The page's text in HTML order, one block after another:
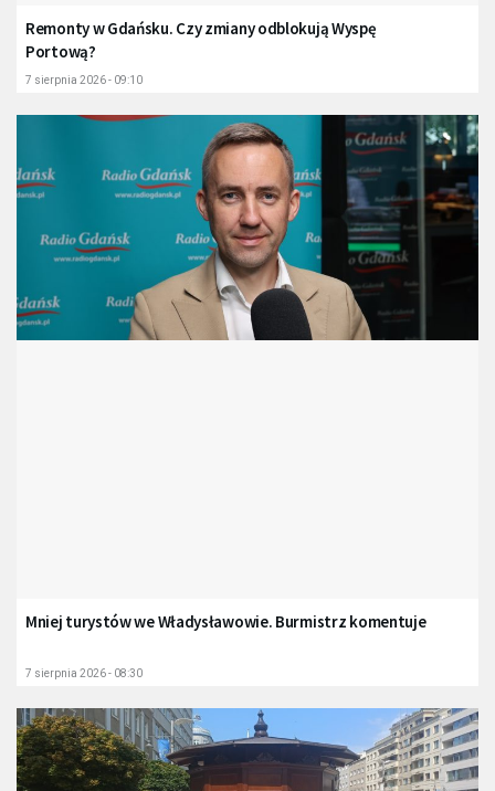
Remonty w Gdańsku. Czy zmiany odblokują Wyspę
Portową?
7 sierpnia 2026 - 09:10
Mniej turystów we Władysławowie. Burmistrz komentuje
7 sierpnia 2026 - 08:30